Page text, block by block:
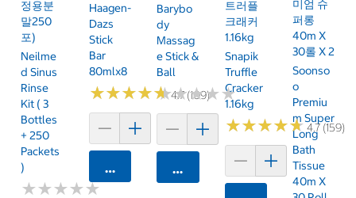
정용분
말250
포)
Neilme
D Sinus
Rinse
Kit ( 3
Bottles
+ 250
Packets
)
★★★★★
★★★★★
Haagen-
Dazs
Stick
Bar
80mlx8
★★★★★
★★★★★4.7 (109)
카트에 담기
Barybo
Dy
Massag
E Stick &
Ball
★★★★★
★★★★★
카트에 담기
트러플
크래커
1.16kg
Snapik
Truffle
Cracker
1.16kg
★★★★★
★★★★★4.7 (159)
미엄 슈
퍼롱
40m X
30롤 X 2
Soonso
O
Premiu
M Super
Long
Bath
Tissue
40m X